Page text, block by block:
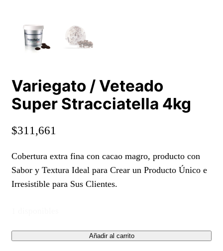
Variegato / Veteado
Super Stracciatella 4kg
$311,661
Cobertura extra fina con cacao magro, producto con
Sabor y Textura Ideal para Crear un Producto Único e
Irresistible para Sus Clientes.
Añadir al carrito